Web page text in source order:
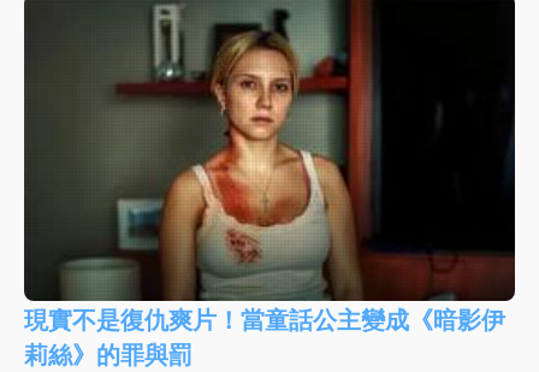
現實不是復仇爽片！當童話公主變成《暗影伊
莉絲》的罪與罰